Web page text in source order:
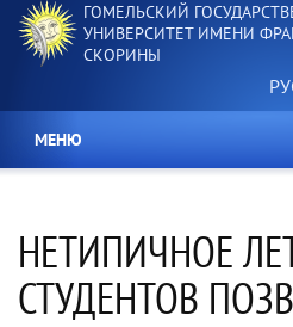
Перейти
основному
ГОМЕЛЬСКИЙ
УНИВЕРСИТЕТ ИМЕНИ
СКОРИНЫ
МЕНЮ
НЕТИПИЧНОЕ
СТУДЕНТОВ